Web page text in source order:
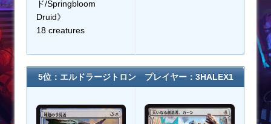
ド/Springbloom
Druid》
18 creatures
5位：エルドラージトロン プレイヤー：3HALEX1